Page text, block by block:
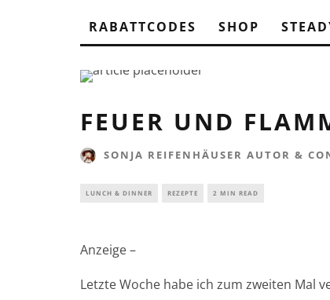
RABATTCODES SHOP
FEUER UND
SONJA REIFENHÄUSER AUTOR &
LUNCH & DINNER REZEPTE 2 MIN READ
Anzeige –
Letzte Woche habe ich zum zweiten Mal